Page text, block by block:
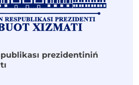
prezidentiniń